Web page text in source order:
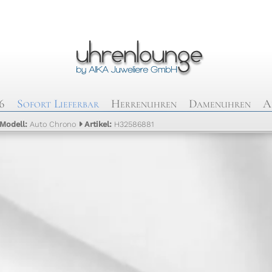
Sofort Lieferbar Herrenuhren Damenuhren
Modell:Auto Chrono Artikel: H32586881